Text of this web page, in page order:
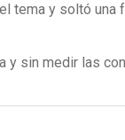
tema y soltó una
y sin medir las